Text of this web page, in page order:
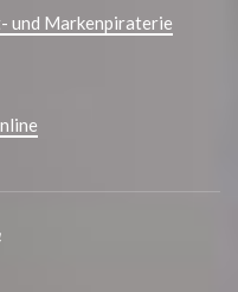
und Markenpiraterie